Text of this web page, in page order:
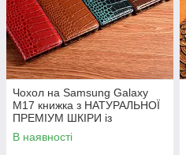
Чохол на Samsung Galaxy
M17 книжка з НАТУРАЛЬНОЇ
ПРЕМІУМ ШКІРИ із
підставкою протиударний
магнітний "CROCODILE"
В наявності